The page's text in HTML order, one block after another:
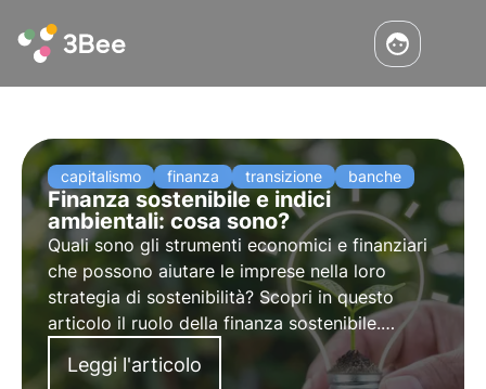
capitalismo finanza transizione banche
Finanza sostenibile e indici
ambientali: cosa sono?
Quali sono gli strumenti economici e finanziari
che possono aiutare le imprese nella loro
strategia di sostenibilità? Scopri in questo
articolo il ruolo della finanza sostenibile.
Approfondisci con le Pillole dall'Oasi, la Digital
Academy di 3Bee per i Professionisti della
Leggi l'articolo